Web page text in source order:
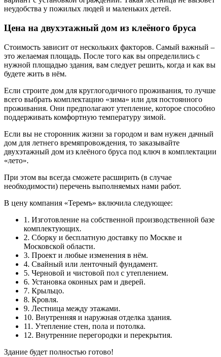
неудобства у пожилых людей и маленьких детей.
Цена на двухэтажный дом из клеёного бруса
Стоимость зависит от нескольких факторов. Самый важный ‒
это желаемая площадь. После того как вы определились с
нужной площадью здания, вам следует решить, когда и как вы
будете жить в нём.
Если строите дом для круглогодичного проживания, то лучше
всего выбрать комплектацию «зима» или для постоянного
проживания. Они предполагают утепление, которое способно
поддерживать комфортную температуру зимой.
Если вы не сторонник жизни за городом и вам нужен дачный
дом для летнего времяпровождения, то заказывайте
двухэтажный дом из клеёного бруса под ключ в комплектации
«лето».
При этом вы всегда сможете расширить (в случае
необходимости) перечень выполняемых нами работ.
В цену компания «Теремъ» включила следующее:
1. Изготовление на собственной производственной базе
комплектующих.
2. Сборку и бесплатную доставку по Москве и
Московской области.
3. Проект и любые изменения в нём.
4. Свайный или ленточный фундамент.
5. Черновой и чистовой пол с утеплением.
6. Установка оконных рам и дверей.
7. Крыльцо.
8. Кровля.
9. Лестница между этажами.
10. Внутренняя и наружная отделка здания.
11. Утепление стен, пола и потолка.
12. Внутренние перегородки и перекрытия.
Здание будет полностью готово!